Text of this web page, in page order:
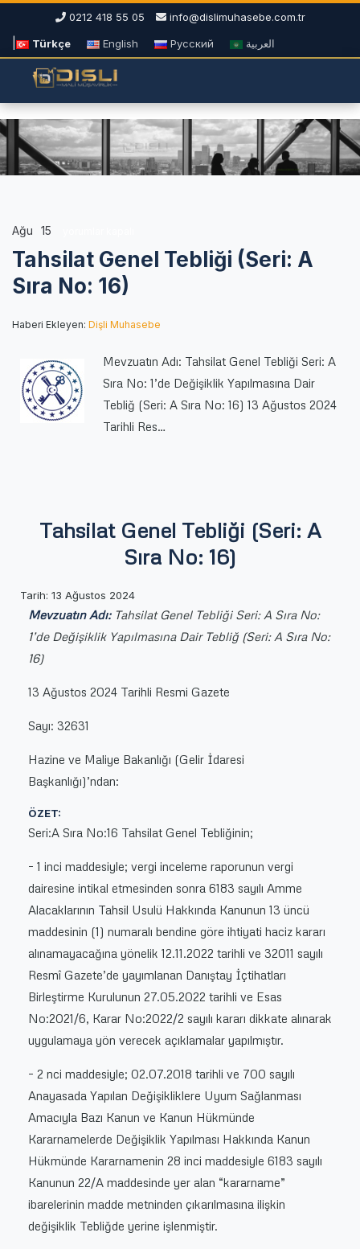
0212 418 55 05 info@dislimuhasebe.com.tr
Türkçe English Русский العربية
Ağu 15
Tebliği
(Seri:
A
No:
Tahsilat Genel Tebliği (Seri: A
Sıra No: 16)
Haberi Ekleyen: Dişli Muhasebe
Mevzuatın Adı: Tahsilat Genel Tebliği Seri: A
Sıra No: 1’de Değişiklik Yapılmasına Dair
Tebliğ (Seri: A Sıra No: 16) 13 Ağustos 2024
Tarihli Res…
Tahsilat Genel Tebliği (Seri: A
Sıra No: 16)
Tarih: 13 Ağustos 2024
Mevzuatın Adı:Tahsilat Genel Tebliği Seri: A Sıra No:
1’de Değişiklik Yapılmasına Dair Tebliğ (Seri: A Sıra No:
16)
13 Ağustos 2024 Tarihli Resmi Gazete
Sayı: 32631
Hazine ve Maliye Bakanlığı (Gelir İdaresi
Başkanlığı)’ndan:
ÖZET:
Seri:A Sıra No:16 Tahsilat Genel Tebliğinin;
– 1 inci maddesiyle; vergi inceleme raporunun vergi
dairesine intikal etmesinden sonra 6183 sayılı Amme
Alacaklarının Tahsil Usulü Hakkında Kanunun 13 üncü
maddesinin (1) numaralı bendine göre ihtiyati haciz kararı
alınamayacağına yönelik 12.11.2022 tarihli ve 32011 sayılı
Resmî Gazete’de yayımlanan Danıştay İçtihatları
Birleştirme Kurulunun 27.05.2022 tarihli ve Esas
No:2021/6, Karar No:2022/2 sayılı kararı dikkate alınarak
uygulamaya yön verecek açıklamalar yapılmıştır.
– 2 nci maddesiyle; 02.07.2018 tarihli ve 700 sayılı
Anayasada Yapılan Değişikliklere Uyum Sağlanması
Amacıyla Bazı Kanun ve Kanun Hükmünde
Kararnamelerde Değişiklik Yapılması Hakkında Kanun
Hükmünde Kararnamenin 28 inci maddesiyle 6183 sayılı
Kanunun 22/A maddesinde yer alan “kararname”
ibarelerinin madde metninden çıkarılmasına ilişkin
değişiklik Tebliğde yerine işlenmiştir.